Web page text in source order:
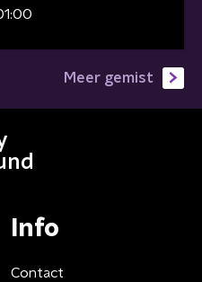
Meer gemist
Info
Contact